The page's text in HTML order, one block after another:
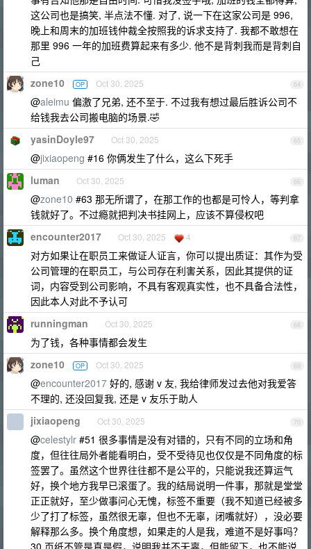
这公司也是搞笑, 半点法不懂. 对了, 说一下在这家公司是 996,
晚上和周末的加班钱仲裁全按照我的诉求支持了. 我都不敢想在
那里 996 一年的加班费算起来有多少. 他不是背刺我而是背刺自
己
64
zone10 OP Oct 30, 2025
@aleimu 偏激了兄弟, 还不至于. 不过我有想过最后胜诉公司不
给钱我去公司搬电脑的场景.🤣
65
yasinDoyle97 Oct 30, 2025
@jixiaopeng #16 你俩发生了什么，这么下死手
66
luman Oct 30, 2025
@zone10 #63 那无所谓了，在那工作的也都是可怜人，等判拿
钱就好了。不过瘾就把判决书挂网上，应该不算侵权吧
67
encounter2017 Oct 30, 2025 4
对方如果让在职员工来做证人证言，你可以提出质证：其作为受
公司管理的在职员工，与公司存在利害关系，因此其提供的证
词，内容受到公司影响，不具有客观真实性，也不具备合法性，
因此本人对此不予认可
68
runningman Oct 30, 2025
为了钱，各种事情都会发生
69
zone10 OP Oct 30, 2025
@encounter2017 好的, 感谢 v 友, 我给律师发过去他对我爱答
不理的, 还没回复我, 还是 v 友乐于助人
70
jixiaopeng Oct 30, 2025
@celestylr #51 很多事情是没有对错的，只有不同的立场和角
度，但往往局外者能看明白，受不受待见也仅仅是不同角度的标
签罢了。虽然这个世界往往都不是公平的，只能说我还算运气
好，换个地方我早已滚蛋了。我的结局说明一件事，那就是堂堂
正正就好，至少做事问心无愧，标签不重要（我不知道已经被多
少了打了标签，虽然很无辜，但也不无辜，闭嘴就好），没必要
解释那么多。换个角度想，如果走的人是我，难道不是好事吗？
30 页纸不管是真是假，说明我并不无辜，但能留下，也不能说